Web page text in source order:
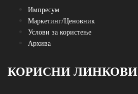
Импресум
Маркетинг/Ценовник
Услови за користење
Архива
КОРИСНИ ЛИНКОВИ